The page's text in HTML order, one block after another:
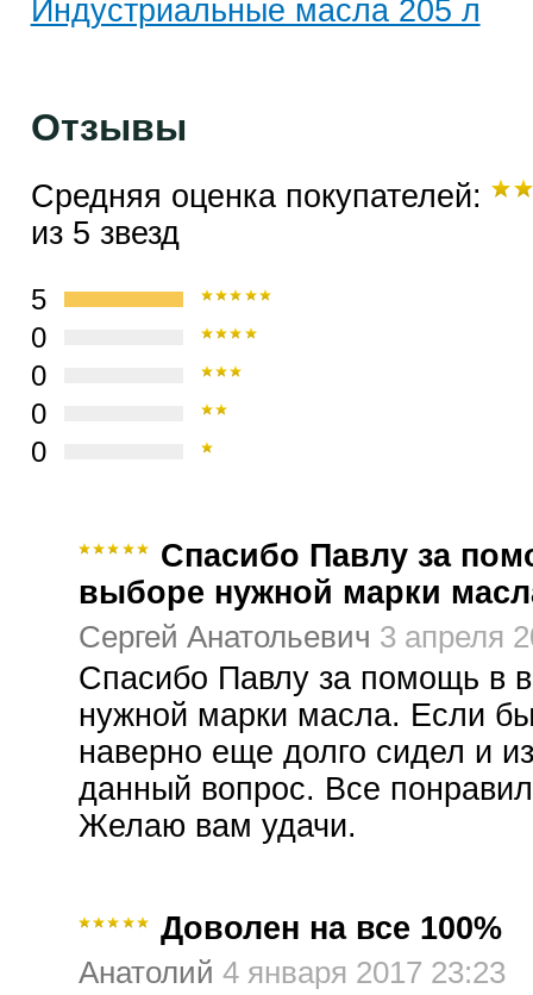
Индустриальные масла 205 л
Отзывы
Средняя оценка покупателей:
из 5 звезд
5
0
0
0
0
Спасибо Павлу за
выборе нужной марки
Сергей Анатольевич 3 апреля
Спасибо Павлу за помощь в
нужной марки масла. Если
наверно еще долго сидел и
данный вопрос. Все
Желаю вам удачи.
Доволен на все 100%
Анатолий 4 января 2017 23:23